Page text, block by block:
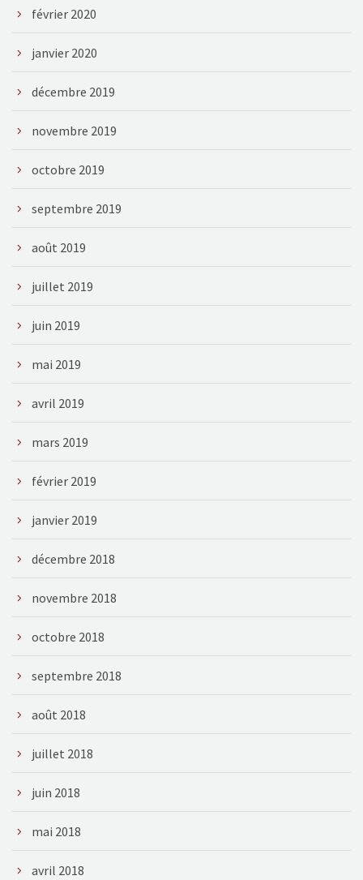
février 2020
janvier 2020
décembre 2019
novembre 2019
octobre 2019
septembre 2019
août 2019
juillet 2019
juin 2019
mai 2019
avril 2019
mars 2019
février 2019
janvier 2019
décembre 2018
novembre 2018
octobre 2018
septembre 2018
août 2018
juillet 2018
juin 2018
mai 2018
avril 2018